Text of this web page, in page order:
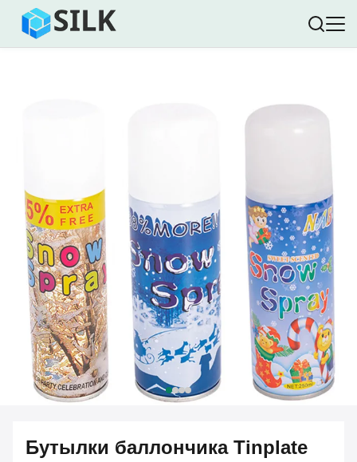
Бутылки баллончика Tinplate